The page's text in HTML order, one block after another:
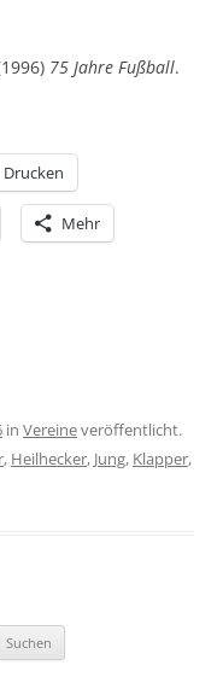
75 Jahre Fußball.
Drucken
Mehr
in Vereineveröffentlicht.
, Heilhecker, Jung, Klapper,